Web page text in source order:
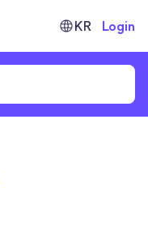
KR Login